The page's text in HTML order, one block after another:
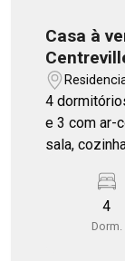
Casa à
4
e 3 com ar-
sala,
área gourmet. Condomínio com
4
Dorm.